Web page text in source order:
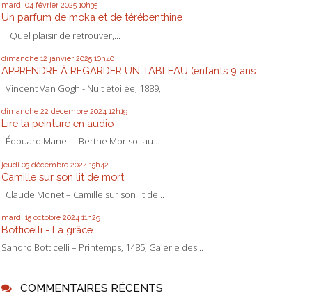
mardi 04 février 2025 10h35
Un parfum de moka et de térébenthine
Quel plaisir de retrouver,...
dimanche 12 janvier 2025 10h40
APPRENDRE À REGARDER UN TABLEAU (enfants 9 ans...
Vincent Van Gogh - Nuit étoilée, 1889,...
dimanche 22 décembre 2024 12h19
Lire la peinture en audio
Édouard Manet – Berthe Morisot au...
jeudi 05 décembre 2024 15h42
Camille sur son lit de mort
Claude Monet – Camille sur son lit de...
mardi 15 octobre 2024 11h29
Botticelli - La grâce
Sandro Botticelli – Printemps, 1485, Galerie des...
COMMENTAIRES RÉCENTS